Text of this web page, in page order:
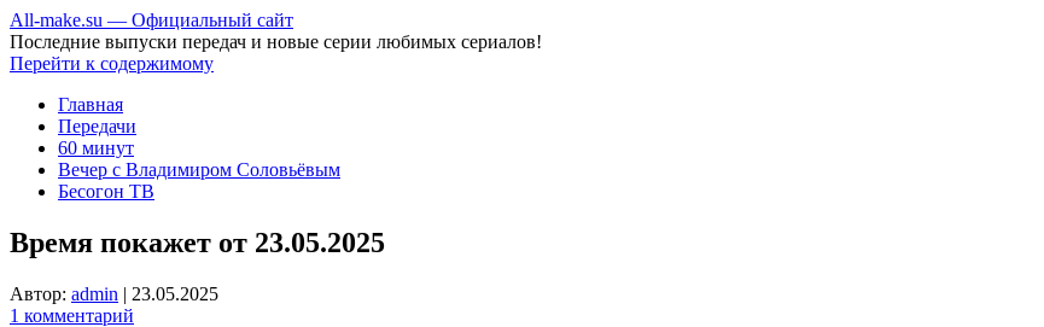
All-make.su — Официальный сайт
Последние выпуски передач и новые серии любимых сериалов!
Перейти к содержимому
Главная
Передачи
60 минут
Вечер с Владимиром Соловьёвым
Бесогон ТВ
Время покажет от 23.05.2025
Автор: admin | 23.05.2025
1 комментарий